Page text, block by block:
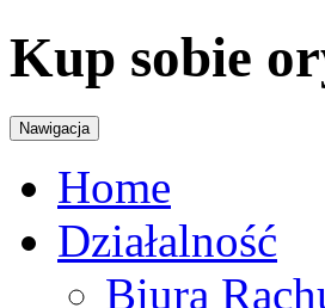
Kup sobie
Nawigacja
Home
Działalność
Biura